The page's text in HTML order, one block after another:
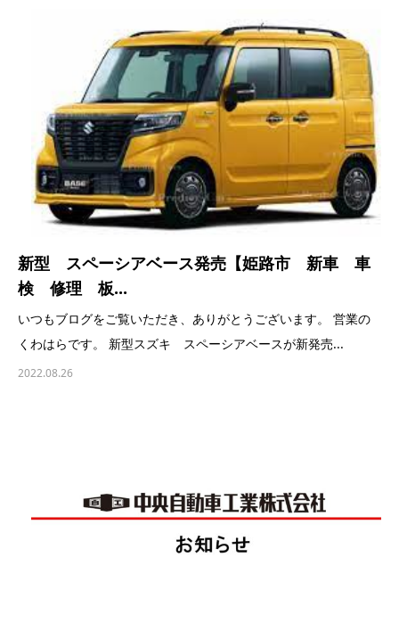
新型 スペーシアベース発売【姫路市 新車 車
検 修理 板...
いつもブログをご覧いただき、ありがとうございます。 営業の
くわはらです。 新型スズキ スペーシアベースが新発売...
2022.08.26